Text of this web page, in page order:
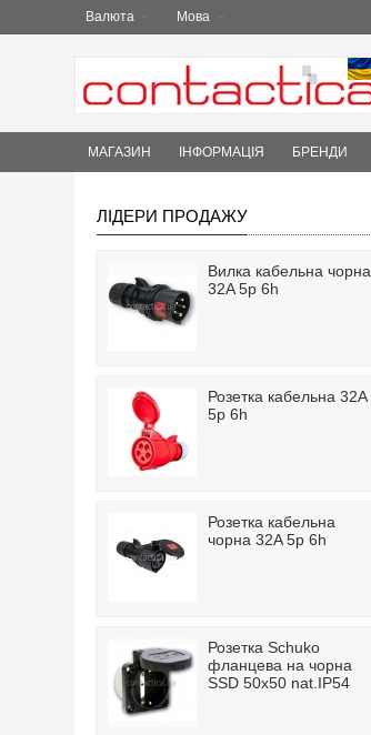
Валюта Мова
МАГАЗИН ІНФОРМАЦІЯ БРЕНДИ
ЛІДЕРИ ПРОДАЖУ
Вилка кабельна чорна
32A 5p 6h
Розетка кабельна 32A
5p 6h
Розетка кабельна
чорна 32A 5p 6h
Розетка Schuko
фланцева на чорна
SSD 50x50 nat.IP54